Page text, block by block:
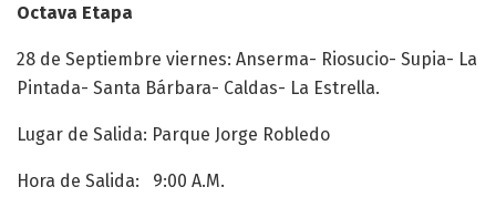
Octava Etapa
28 de Septiembre viernes: Anserma- Riosucio- Supia- La
Pintada- Santa Bárbara- Caldas- La Estrella.
Lugar de Salida: Parque Jorge Robledo
Hora de Salida: 9:00 A.M.